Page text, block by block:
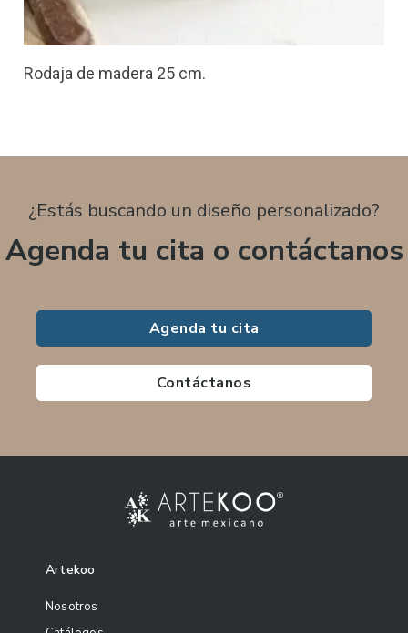
Rodaja de madera 25 cm.
¿Estás buscando un diseño personalizado?
Agenda tu cita o contáctanos
Agenda tu cita
Contáctanos
Artekoo
Nosotros